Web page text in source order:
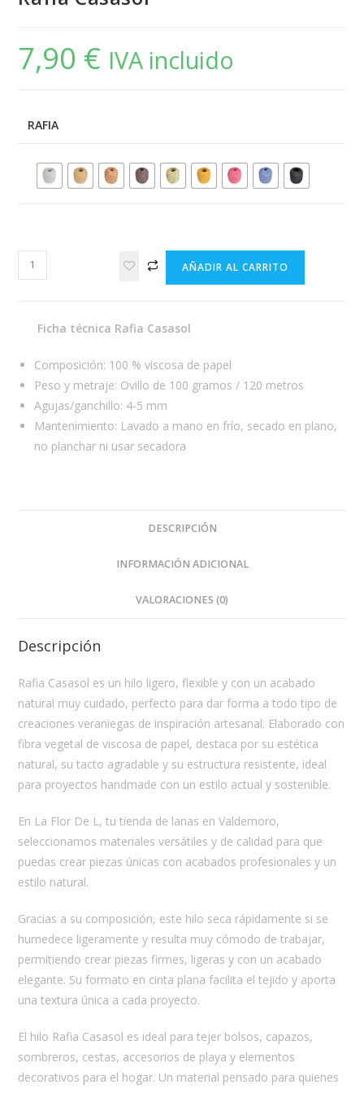
7,90 € IVA incluido
RAFIA
Rafia
Casasol
AÑADIR AL CARRITO
Ficha técnica Rafia Casasol
Composición: 100 % viscosa de papel
Peso y metraje: Ovillo de 100 gramos / 120 metros
Agujas/ganchillo: 4-5 mm
Mantenimiento: Lavado a mano en frío, secado en plano,
no planchar ni usar secadora
DESCRIPCIÓN
INFORMACIÓN ADICIONAL
VALORACIONES (0)
Descripción
Rafia Casasol es un hilo ligero, flexible y con un acabado
natural muy cuidado, perfecto para dar forma a todo tipo de
creaciones veraniegas de inspiración artesanal. Elaborado con
fibra vegetal de viscosa de papel, destaca por su estética
natural, su tacto agradable y su estructura resistente, ideal
para proyectos handmade con un estilo actual y sostenible.
En La Flor De L, tu tienda de lanas en Valdemoro,
seleccionamos materiales versátiles y de calidad para que
puedas crear piezas únicas con acabados profesionales y un
estilo natural.
Gracias a su composición, este hilo seca rápidamente si se
humedece ligeramente y resulta muy cómodo de trabajar,
permitiendo crear piezas firmes, ligeras y con un acabado
elegante. Su formato en cinta plana facilita el tejido y aporta
una textura única a cada proyecto.
El hilo Rafia Casasol es ideal para tejer bolsos, capazos,
sombreros, cestas, accesorios de playa y elementos
decorativos para el hogar. Un material pensado para quienes